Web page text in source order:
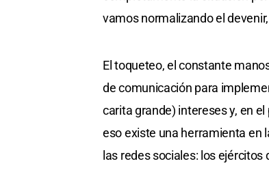
vamos normalizando el
El toqueteo, el constante
de comunicación para
carita grande) intereses y, en
eso existe una herramienta en
las redes sociales: los